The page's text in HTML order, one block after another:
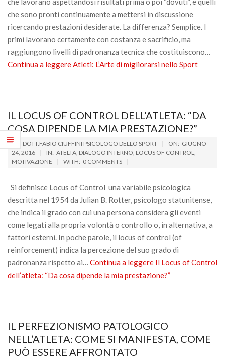
che sono pronti continuamente a mettersi in discussione
ricercando prestazioni desiderate. La differenza? Semplice. I
primi lavorano certamente con costanza e sacrificio, ma
raggiungono livelli di padronanza tecnica che costituiscono…
Continua a leggereAtleti: L’Arte di migliorarsi nello Sport
IL LOCUS OF CONTROL DELL’ATLETA: “DA
COSA DIPENDE LA MIA PRESTAZIONE?”
2016-
06-
24
BY: DOTT.FABIO CIUFFINI PSICOLOGO DELLO SPORT ON: GIUGNO
24, 2016
IN: ATELTA, DIALOGO INTERNO, LOCUS OF CONTROL,
MOTIVAZIONE
WITH: 0 COMMENTS
Si definisce Locus of Control una variabile psicologica
descritta nel 1954 da Julian B. Rotter, psicologo statunitense,
che indica il grado con cui una persona considera gli eventi
come legati alla propria volontà o controllo o, in alternativa, a
fattori esterni. In poche parole, il locus of control (of
reinforcement) indica la percezione del suo grado di
padronanza rispetto ai… Continua a leggere Il Locus of Control
dell’atleta: “Da cosa dipende la mia prestazione?”
IL PERFEZIONISMO PATOLOGICO
NELL’ATLETA: COME SI MANIFESTA, COME
PUÒ ESSERE AFFRONTATO